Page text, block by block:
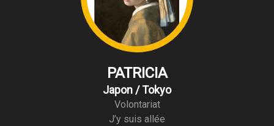
PATRICIA
Japon / Tokyo
Volontariat
J’y suis allée